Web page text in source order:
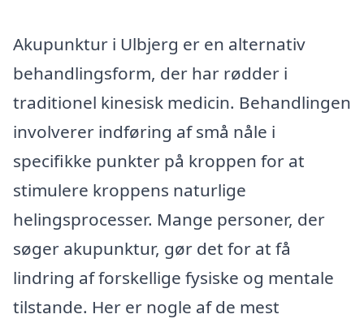
Akupunktur i Ulbjerg er en alternativ
behandlingsform, der har rødder i
traditionel kinesisk medicin. Behandlingen
involverer indføring af små nåle i
specifikke punkter på kroppen for at
stimulere kroppens naturlige
helingsprocesser. Mange personer, der
søger akupunktur, gør det for at få
lindring af forskellige fysiske og mentale
tilstande. Her er nogle af de mest